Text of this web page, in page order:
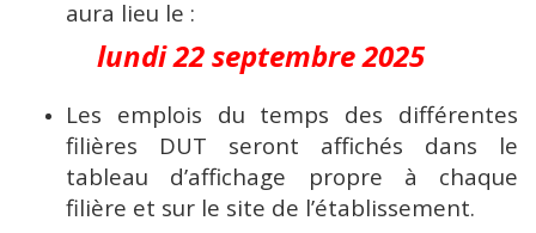
aura lieu le :
lundi22septembre 2025
Les emplois du temps des différentes
filières DUT seront affichés dans le
tableau d’affichage propre à chaque
filière et sur le site de l’établissement.